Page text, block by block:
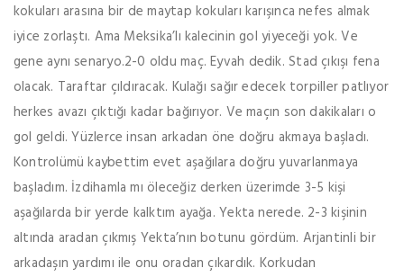
kokuları arasına bir de maytap kokuları karışınca nefes almak
iyice zorlaştı. Ama Meksika’lı kalecinin gol yiyeceği yok. Ve
gene aynı senaryo.2-0 oldu maç. Eyvah dedik. Stad çıkışı fena
olacak. Taraftar çıldıracak. Kulağı sağır edecek torpiller patlıyor
herkes avazı çıktığı kadar bağırıyor. Ve maçın son dakikaları o
gol geldi. Yüzlerce insan arkadan öne doğru akmaya başladı.
Kontrolümü kaybettim evet aşağılara doğru yuvarlanmaya
başladım. İzdihamla mı öleceğiz derken üzerimde 3-5 kişi
aşağılarda bir yerde kalktım ayağa. Yekta nerede. 2-3 kişinin
altında aradan çıkmış Yekta’nın botunu gördüm. Arjantinli bir
arkadaşın yardımı ile onu oradan çıkardık. Korkudan